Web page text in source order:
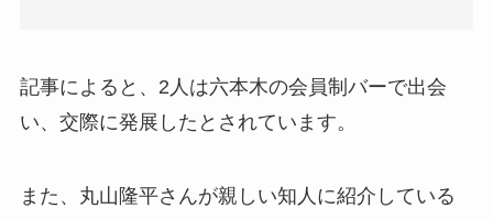
記事によると、2人は六本木の会員制バーで出会
い、交際に発展したとされています。
また、丸山隆平さんが親しい知人に紹介している